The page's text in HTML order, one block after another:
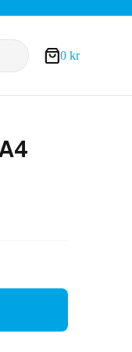
Varukorg
0 kr